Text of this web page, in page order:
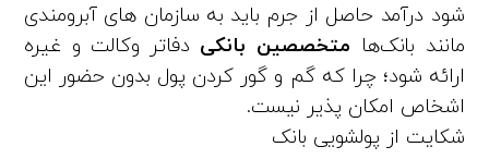
شود درآمد حاصل از جرم باید به سازمان های آبرومندی
مانند بانک‌ها متخصصین بانکی دفاتر وکالت و غیره
ارائه شود؛ چرا که گم و گور کردن پول بدون حضور این
اشخاص امکان پذیر نیست.
شکایت از پولشویی بانک